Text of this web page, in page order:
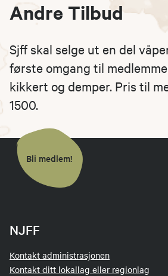
Andre Tilbud
​​​​Sjff skal selge ut en del
første omgang til
kikkert og demper. Pris til
1500.
Bli medlem!
NJFF
Kontakt administrasjonen
Kontakt ditt lokallag eller regionlag